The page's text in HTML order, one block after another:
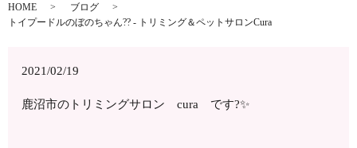
HOME
ブログ
トイプードルのぼのちゃん?? - トリミング＆ペットサロンCura
2021/02/19
鹿沼市のトリミングサロン cura です?✨